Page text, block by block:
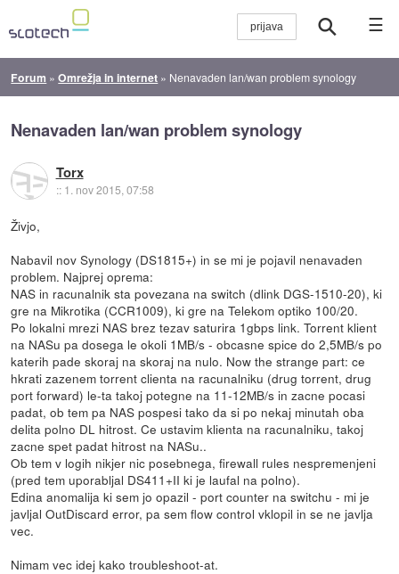
☰
Forum »Omrežja in internet » Nenavaden lan/wan problem synology
Nenavaden lan/wan problem synology
Torx
:: 1. nov 2015, 07:58
Živjo,
Nabavil nov Synology (DS1815+) in se mi je pojavil nenavaden
problem. Najprej oprema:
NAS in racunalnik sta povezana na switch (dlink DGS-1510-20), ki
gre na Mikrotika (CCR1009), ki gre na Telekom optiko 100/20.
Po lokalni mrezi NAS brez tezav saturira 1gbps link. Torrent klient
na NASu pa dosega le okoli 1MB/s - obcasne spice do 2,5MB/s po
katerih pade skoraj na skoraj na nulo. Now the strange part: ce
hkrati zazenem torrent clienta na racunalniku (drug torrent, drug
port forward) le-ta takoj potegne na 11-12MB/s in zacne pocasi
padat, ob tem pa NAS pospesi tako da si po nekaj minutah oba
delita polno DL hitrost. Ce ustavim klienta na racunalniku, takoj
zacne spet padat hitrost na NASu..
Ob tem v logih nikjer nic posebnega, firewall rules nespremenjeni
(pred tem uporabljal DS411+II ki je laufal na polno).
Edina anomalija ki sem jo opazil - port counter na switchu - mi je
javljal OutDiscard error, pa sem flow control vklopil in se ne javlja
vec.
Nimam vec idej kako troubleshoot-at.